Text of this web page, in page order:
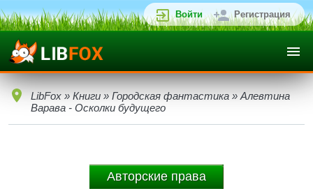
Войти Регистрация
LibFox » Книги » Городская фантастика » Алевтина
Варава - Осколки будущего
Авторские права